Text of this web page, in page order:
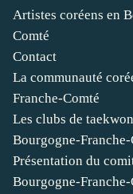
Artistes coréens en
Comté
Contact
La communauté
Franche-Comté
Les clubs de
Bourgogne-Franche-
Présentation du
Bourgogne-Franche-